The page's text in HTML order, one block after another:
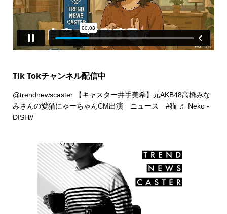
Tik Tokチャンネル配信中
@trendnewscaster【キャスター井手美希】元AKB48高橋みな
みさんの愛猫にゃーちゃんCM出演 ニュース #猫 ♬ Neko -
DISH//